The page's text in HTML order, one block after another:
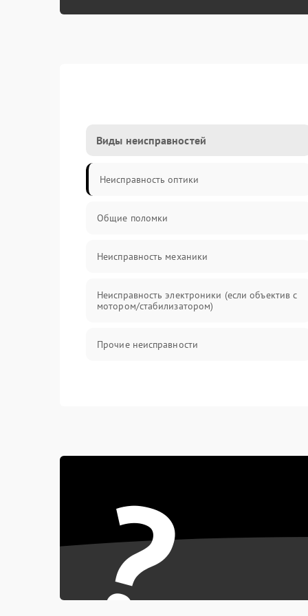
Виды неисправностей
Неисправность оптики
Общие поломки
Неисправность механики
Неисправность электроники (если объектив с
мотором/стабилизатором)
Прочие неисправности
?